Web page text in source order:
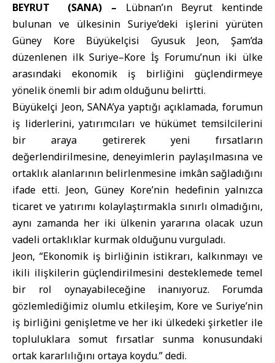
BEYRUT (SANA) – Lübnan’ın Beyrut kentinde
bulunan ve ülkesinin Suriye’deki işlerini yürüten
Güney Kore Büyükelçisi Gyusuk Jeon, Şam’da
düzenlenen ilkSuriye–Koreİş Forumu’nun iki ülke
arasındaki ekonomik iş birliğini güçlendirmeye
yönelik önemli bir adım olduğunu belirtti.
Büyükelçi Jeon, SANA’ya yaptığı açıklamada, forumun
iş liderlerini, yatırımcıları ve hükümet temsilcilerini
bir araya getirerek yeni fırsatların
değerlendirilmesine, deneyimlerin paylaşılmasına ve
ortaklık alanlarının belirlenmesine imkân sağladığını
ifade etti. Jeon, Güney Kore’nin hedefinin yalnızca
ticaret ve yatırımı kolaylaştırmakla sınırlı olmadığını,
aynı zamanda her iki ülkenin yararına olacak uzun
vadeli ortaklıklar kurmak olduğunu vurguladı.
Jeon, “Ekonomik iş birliğinin istikrarı, kalkınmayı ve
ikili ilişkilerin güçlendirilmesini desteklemede temel
bir rol oynayabileceğine inanıyoruz. Forumda
gözlemlediğimiz olumlu etkileşim, Kore ve Suriye’nin
iş birliğini genişletme ve her iki ülkedeki şirketler ile
topluluklara somut fırsatlar sunma konusundaki
ortak kararlılığını ortaya koydu.” dedi.